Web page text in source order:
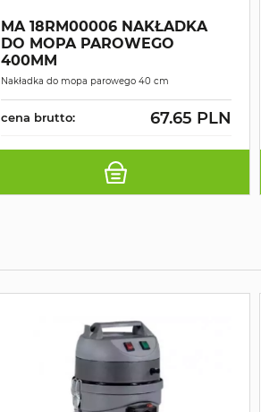
MA 18RM00006 NAKŁADKA
DO MOPA PAROWEGO
400MM
Nakładka do mopa parowego 40 cm
cena brutto: 67.65 PLN